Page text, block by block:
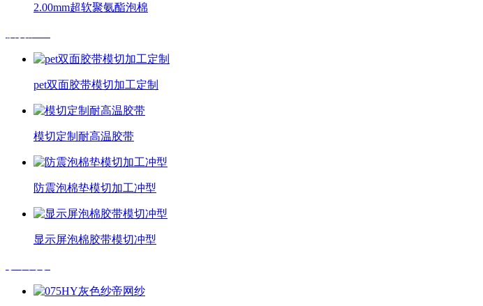
2.00mm超软聚氨酯泡棉
pet双面胶带模切加工定制
模切定制耐高温胶带
防震泡棉垫模切加工冲型
显示屏泡棉胶带模切冲型